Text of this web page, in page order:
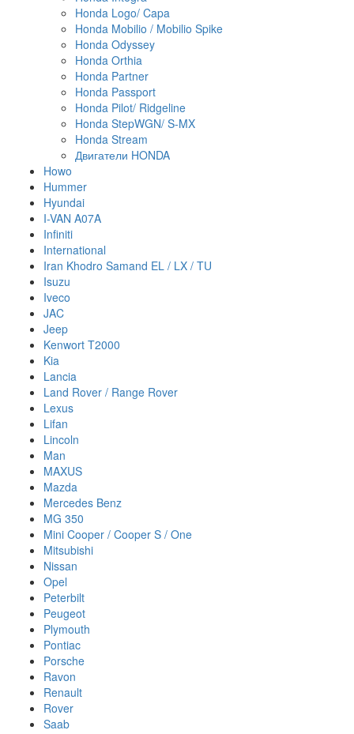
Honda Logo/ Capa
Honda Mobilio / Mobilio Spike
Honda Odyssey
Honda Orthia
Honda Partner
Honda Passport
Honda Pilot/ Ridgeline
Honda StepWGN/ S-MX
Honda Stream
Двигатели HONDA
Howo
Hummer
Hyundai
I-VAN A07A
Infiniti
International
Iran Khodro Samand EL / LX / TU
Isuzu
Iveco
JAC
Jeep
Kenwort T2000
Kia
Lancia
Land Rover / Range Rover
Lexus
Lifan
Lincoln
Man
MAXUS
Mazda
Mercedes Benz
MG 350
Mini Cooper / Cooper S / One
Mitsubishi
Nissan
Opel
Peterbilt
Peugeot
Plymouth
Pontiac
Porsche
Ravon
Renault
Rover
Saab